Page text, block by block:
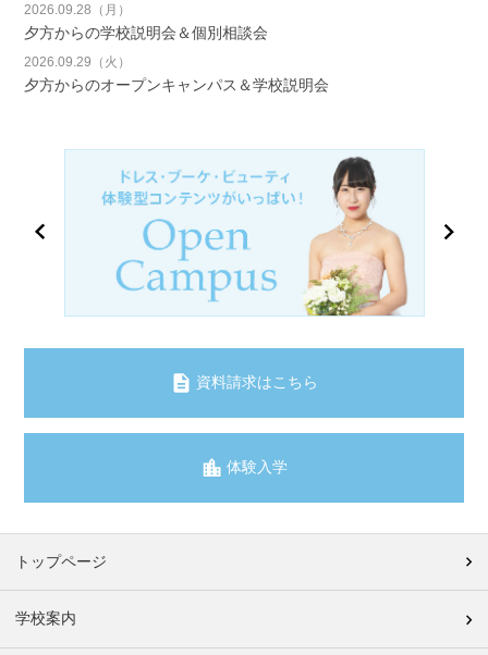
2026.09.28（月）
夕方からの学校説明会＆個別相談会
2026.09.29（火）
夕方からのオープンキャンパス＆学校説明会
資料請求はこちら
体験入学
トップページ
学校案内